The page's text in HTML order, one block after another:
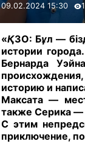
09.02.2024 15:30
«ҚЗО: Бұл —
истории города.
Бернарда
историю и
Максата —
также Серика —
С этим
приключение,